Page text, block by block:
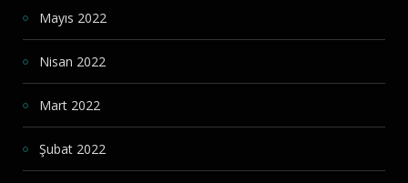
Mayıs 2022
Nisan 2022
Mart 2022
Şubat 2022